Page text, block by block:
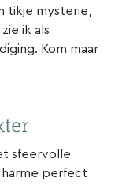
tikje mysterie,
ik als
Kom maar
sfeervolle
perfect